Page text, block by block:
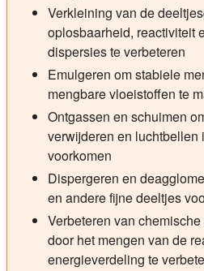
Verkleining van de
oplosbaarheid, reactiviteit
dispersies te verbeteren
Emulgeren om stabiele
mengbare vloeistoffen te
Ontgassen en schuimen
verwijderen en luchtbellen
voorkomen
Dispergeren en
en andere fijne deeltjes
Verbeteren van
door het mengen van de
energieverdeling te